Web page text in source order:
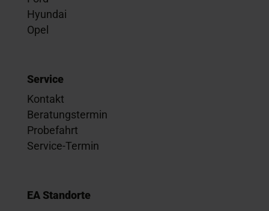
Hyundai
Opel
Service
Kontakt
Beratungstermin
Probefahrt
Service-Termin
EA Standorte